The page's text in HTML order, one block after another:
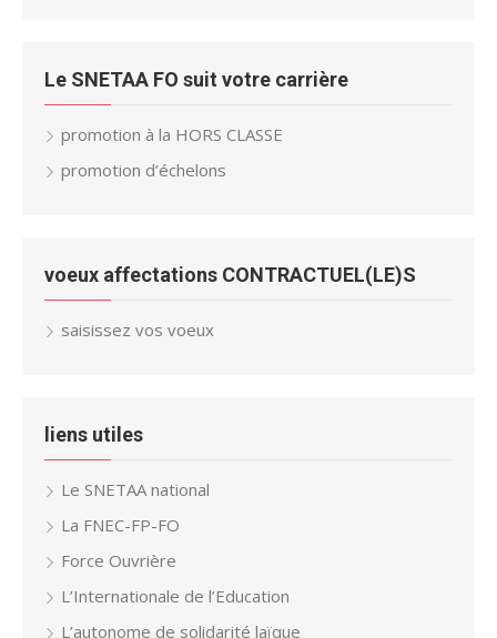
Le SNETAA FO suit votre carrière
promotion à la HORS CLASSE
promotion d’échelons
voeux affectations CONTRACTUEL(LE)S
saisissez vos voeux
liens utiles
Le SNETAA national
La FNEC-FP-FO
Force Ouvrière
L’Internationale de l’Education
L’autonome de solidarité laïque